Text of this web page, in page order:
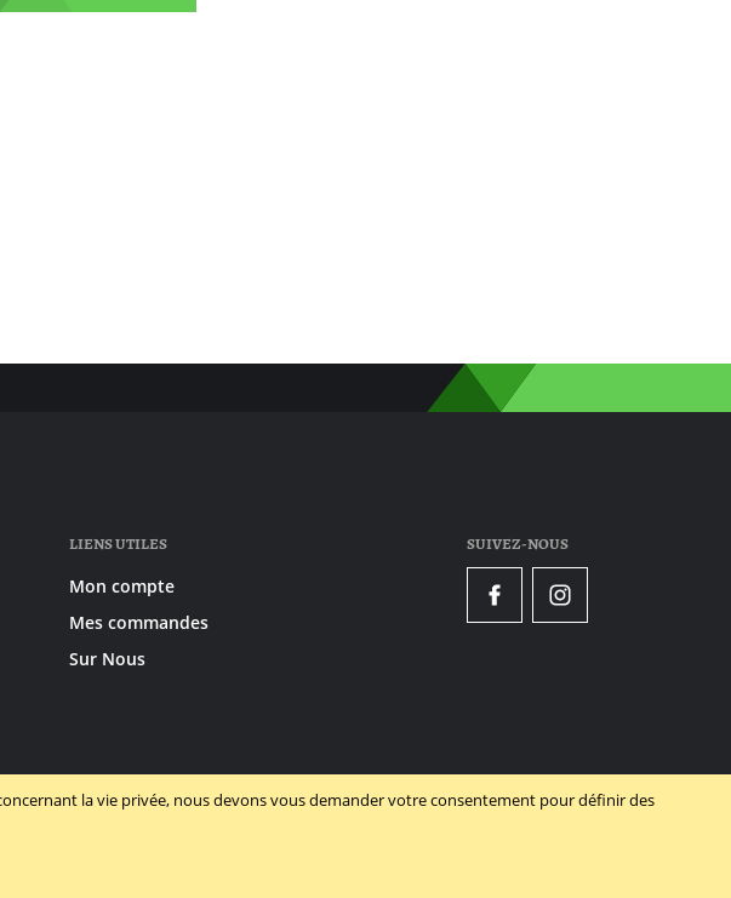
la vie privée, nous devons vous demander votre consentement pour définir des
LIENS UTILES
Mon compte
Mes commandes
Sur Nous
SUIVEZ-NOUS
FacebookInstagram